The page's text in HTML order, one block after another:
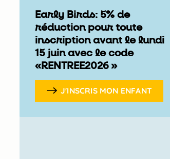
Early Birds: 5% de
réduction pour toute
inscription avant le lundi
15 juin avec le code
«RENTREE2026 »
J'INSCRIS MON ENFANT